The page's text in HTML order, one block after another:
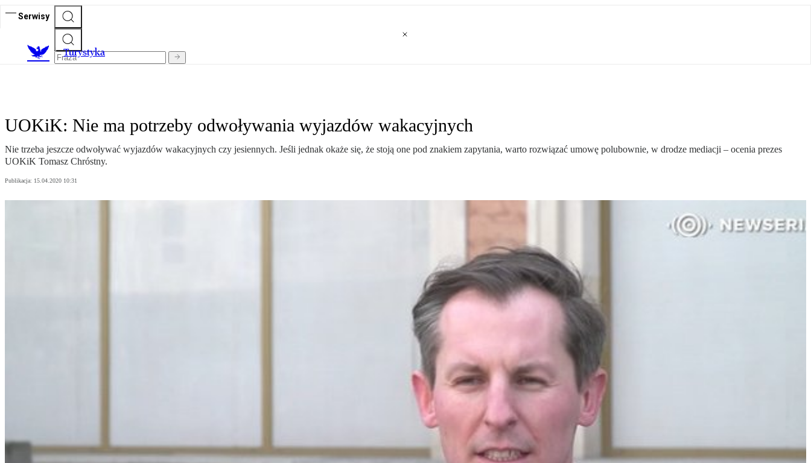
Serwisy
Turystyka
UOKiK: Nie ma potrzeby odwoływania wyjazdów wakacyjnych
Nie trzeba jeszcze odwoływać wyjazdów wakacyjnych czy jesiennych. Jeśli jednak okaże się, że stoją one pod znakiem zapytania, warto rozwiązać umowę polubownie, w drodze mediacji – ocenia prezes
UOKiK Tomasz Chróstny.
Publikacja: 15.04.2020 10:31